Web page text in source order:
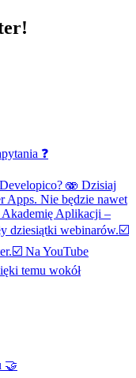
❓
🫨 Dzisiaj
Apps. Nie będzie nawet
Aplikacji –
dziesiątki webinarów.☑️
Na YouTube
temu wokół
🤝